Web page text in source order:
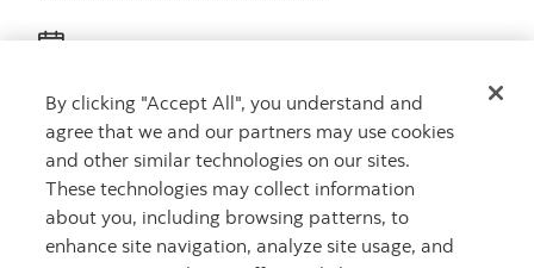
Obtenez des conseils
Rencontrez un conseiller
Prenez rendez-vous
By clicking "Accept All", you understand and
agree that we and our partners may use cookies
and other similar technologies on our sites.
These technologies may collect information
about you, including browsing patterns, to
enhance site navigation, analyze site usage, and